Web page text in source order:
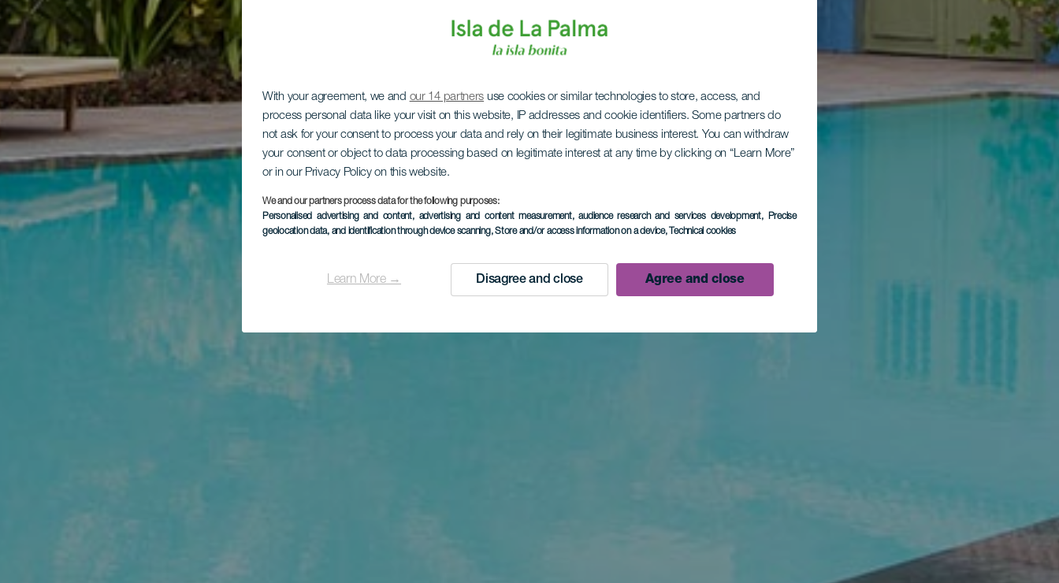
With your agreement, we and our 14 partners use cookies or similar technologies to store, access, and
process personal data like your visit on this website, IP addresses and cookie identifiers. Some partners do
not ask for your consent to process your data and rely on their legitimate business interest. You can withdraw
your consent or object to data processing based on legitimate interest at any time by clicking on “Learn More”
or in our Privacy Policy on this website.
We and our partners process data for the following purposes:
Personalised advertising and content, advertising and content measurement, audience research and services development, Precise
geolocation data, and identification through device scanning, Store and/or access information on a device, Technical cookies
Learn More → Disagree and close Agree and close